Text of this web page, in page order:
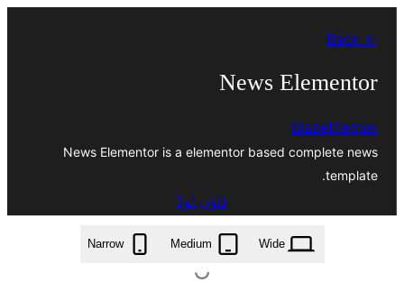
ون٘ڄو
← Back
News Elementor
blazethemes
News Elementor is a elementor based complete news
template.
ڈاؤن لوڈ
news-elementor.1.0.3.zip
Wide
Medium
Narrow